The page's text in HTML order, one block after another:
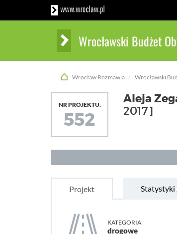
Wrocławski Budżet
Wrocław Rozmawia Wrocławski
NR PROJEKTU.
552
Aleja
2017]
Projekt Statystyki
KATEGORIA:
drogowe